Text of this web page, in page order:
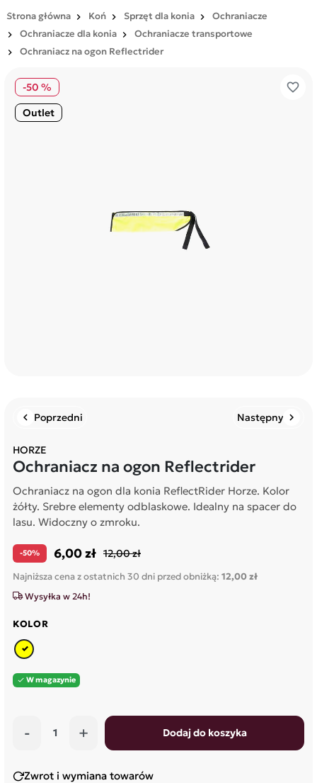
Strona główna Koń Sprzęt dla konia
Ochraniacze
Ochraniacze dla konia
Ochraniacze transportowe
Ochraniacz na ogon Reflectrider
-50 %
Outlet
favorite_border
chevron_left Poprzedni Następny chevron_right
HORZE
Ochraniacz na ogon Reflectrider
Ochraniacz na ogon dla konia ReflectRider Horze. Kolor
żółty. Srebre elementy odblaskowe. Idealny na spacer do
lasu. Widoczny o zmroku.
-50% 6,00 zł 12,00 zł
Najniższa cena z ostatnich 30 dni przed obniżką: 12,00 zł
Wysyłka w 24h!
KOLOR
cytrynowy
 W magazynie
- + Dodaj do koszyka
Zwrot i wymiana towarów